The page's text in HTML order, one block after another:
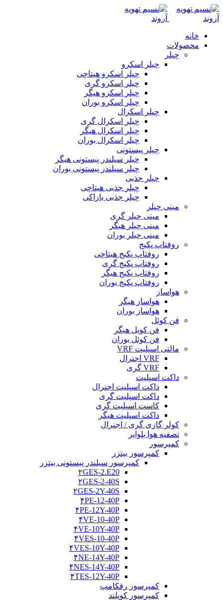
خانه
محصولات
چیلر
چیلر اسکرو
چیلر اسکرو هیتاچی
چیلر اسکرو گری
چیلر اسکرو هیگر
چیلر اسکرو بوران
چیلر اسکرال
چیلر اسکرال گری
چیلر اسکرال هیگر
چیلر اسکرال بوران
چیلر پیستونی
چیلر سیلندر پیستونی هیگر
چیلر سیلندر پیستونی بوران
چیلر جذبی
چیلر جذبی هیتاچی
چیلر جذبی یازاکی
مینی چیلر
مینی چیلر گری
مینی چیلر هیگر
مینی چیلر بوران
روفتاپ پکیج
روفتاپ پکیج هیتاچی
روفتاپ پکیج گری
روفتاپ پکیج هیگر
روفتاپ پکیج بوران
هواساز
هواساز هیگر
هواساز بوران
فن کوئل
فن کویل هیگر
فن کوئل بوران
مالتی اسپلیت VRF
VRF اجنرال
VRF گری
داکت اسپلیت
داکت اسپلیت اجنرال
داکت اسپلیت گری
کاست اسپلیت گری
داکت اسپلیت هیگر
کولر گازی گری / اجنرال
تصفیه هوا بلوایر
کمپرسور
کمپرسور بیتزر
کمپرسور سیلندر پیستونی بیتزر
۲GES-2.E20
۲GES-2-40S
۲GES-2Y-40S
۴PE-12-40P
۴PE-12Y-40P
۴VE-10-40P
۴VE-10Y-40P
۴VES-10-40P
۴VES-10Y-40P
۴NE-14Y-40P
۴NES-14Y-40P
۴TES-12Y-40P
کمپرسور رفکامپ
کمپرسور کوپلند